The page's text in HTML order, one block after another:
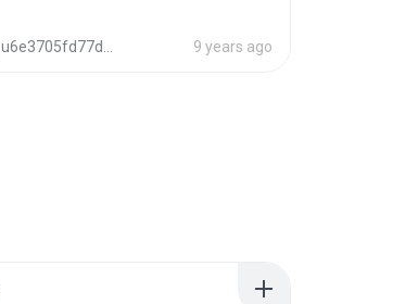
u6e3705fd77d108dec97cd4c8e20a923a 9 years ago